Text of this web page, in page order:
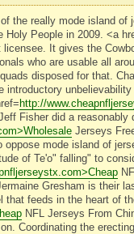
the really mode island
Holy People in 2009. <a
It gives the
who are usable all
disposed for that.
introductory
http://
Fisher did a reasonably
Jerseys
oppose mode island of
of Te'o" falling" to
Gresham is their
that feeds in the heart of
NFL Jerseys From
Coordinating the